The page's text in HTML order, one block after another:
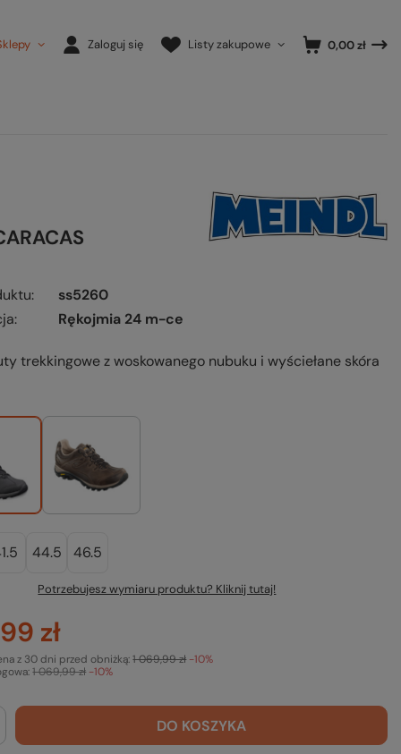
Zaloguj się Listy zakupowe 0,00 zł
ss5260
Rękojmia 24 m-ce
trekkingowe z woskowanego nubuku i wyściełane skóra
44.5 46.5
Potrzebujesz wymiaru produktu? Kliknij tutaj!
zł
1 069,99 zł -10%
z 30 dni przed obniżką:1 069,99 zł -10%
DO KOSZYKA